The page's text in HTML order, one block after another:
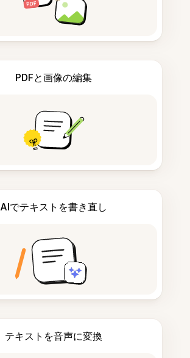
PDFと画像の編集
AIでテキストを書き直し
テキストを音声に変換